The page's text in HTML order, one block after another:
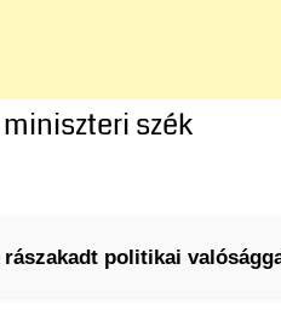
szék
politikai